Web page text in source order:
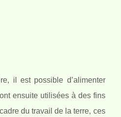
il est possible d’alimenter
ensuite utilisées à des fins
du travail de la terre, ces